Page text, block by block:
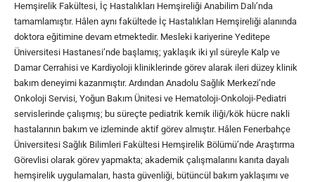
Hemşirelik Fakültesi, İç Hastalıkları Hemşireliği Anabilim Dalı’nda
tamamlamıştır. Hâlen aynı fakültede İç Hastalıkları Hemşireliği alanında
doktora eğitimine devam etmektedir. Mesleki kariyerine Yeditepe
Üniversitesi Hastanesi’nde başlamış; yaklaşık iki yıl süreyle Kalp ve
Damar Cerrahisi ve Kardiyoloji kliniklerinde görev alarak ileri düzey klinik
bakım deneyimi kazanmıştır. Ardından Anadolu Sağlık Merkezi’nde
Onkoloji Servisi, Yoğun Bakım Ünitesi ve Hematoloji-Onkoloji-Pediatri
servislerinde çalışmış; bu süreçte pediatrik kemik iliği/kök hücre nakli
hastalarının bakım ve izleminde aktif görev almıştır. Hâlen Fenerbahçe
Üniversitesi Sağlık Bilimleri Fakültesi Hemşirelik Bölümü’nde Araştırma
Görevlisi olarak görev yapmakta; akademik çalışmalarını kanıta dayalı
hemşirelik uygulamaları, hasta güvenliği, bütüncül bakım yaklaşımı ve